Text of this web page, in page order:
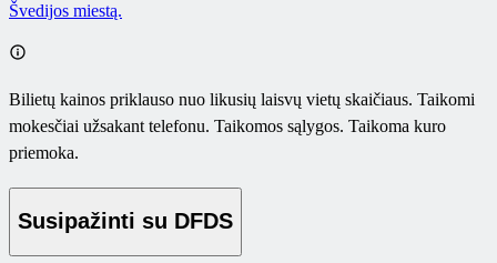
Švedijos miestą.
Bilietų kainos priklauso nuo likusių laisvų vietų skaičiaus. Taikomi
mokesčiai užsakant telefonu. Taikomos sąlygos. Taikoma kuro
priemoka.
Susipažinti su DFDS